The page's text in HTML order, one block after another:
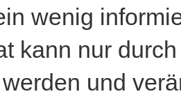
wenig
kann nur
und